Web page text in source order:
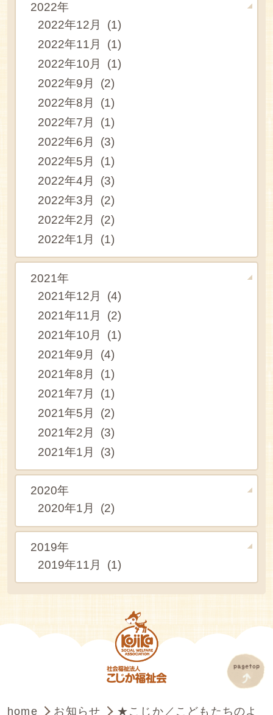
2022年
2022年12月 (1)
2022年11月 (1)
2022年10月 (1)
2022年9月 (2)
2022年8月 (1)
2022年7月 (1)
2022年6月 (3)
2022年5月 (1)
2022年4月 (3)
2022年3月 (2)
2022年2月 (2)
2022年1月 (1)
2021年
2021年12月 (4)
2021年11月 (2)
2021年10月 (1)
2021年9月 (4)
2021年8月 (1)
2021年7月 (1)
2021年5月 (2)
2021年2月 (3)
2021年1月 (3)
2020年
2020年1月 (2)
2019年
2019年11月 (1)
home お知らせ ★こじか／こどもたちのよ